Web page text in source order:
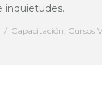
inquietudes.
Capacitación, Cursos